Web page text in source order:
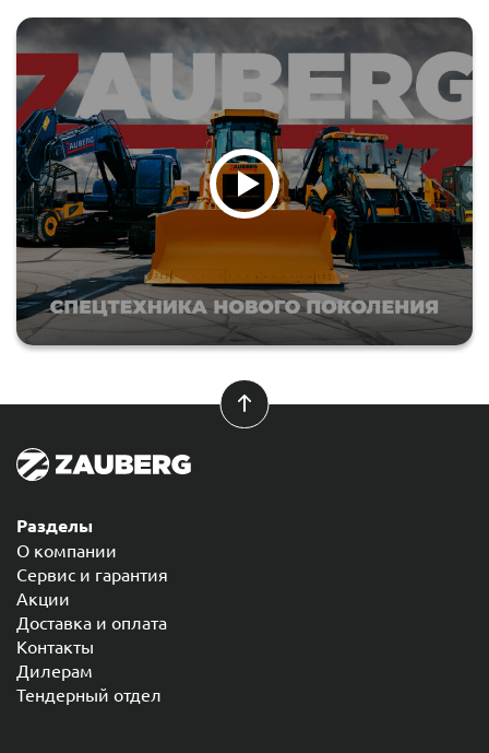
Разделы
О компании
Сервис и гарантия
Акции
Доставка и оплата
Контакты
Дилерам
Тендерный отдел